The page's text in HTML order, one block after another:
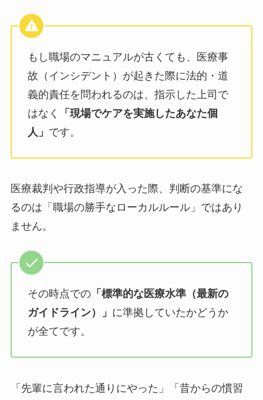
もし職場のマニュアルが古くても、医療事
故（インシデント）が起きた際に法的・道
義的責任を問われるのは、指示した上司で
はなく
「現場でケアを実施したあなた個
人」 です。
医療裁判や行政指導が入った際、判断の基準にな
るのは「職場の勝手なローカルルール」ではあり
ません。
その時点での「標準的な医療水準（最新の
ガイドライン）」 に準拠していたかどうか
が全てです。
「先輩に言われた通りにやった」「昔からの慣習